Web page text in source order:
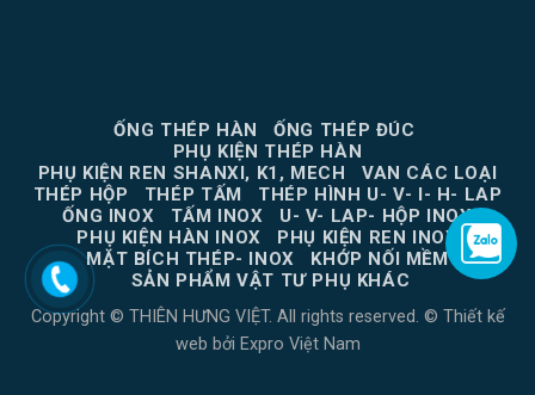
ỐNG THÉP HÀN
ỐNG THÉP ĐÚC
PHỤ KIỆN THÉP HÀN
PHỤ KIỆN REN SHANXI, K1, MECH
VAN CÁC LOẠI
THÉP HỘP
THÉP TẤM
THÉP HÌNH U- V- I- H- LAP
ỐNG INOX
TẤM INOX
U- V- LAP- HỘP INOX
PHỤ KIỆN HÀN INOX
PHỤ KIỆN REN INOX
MẶT BÍCH THÉP- INOX
KHỚP NỐI MỀM
SẢN PHẨM VẬT TƯ PHỤ KHÁC
Copyright © THIÊN HƯNG VIỆT. All rights reserved. © Thiết kế
web bởi Expro Việt Nam